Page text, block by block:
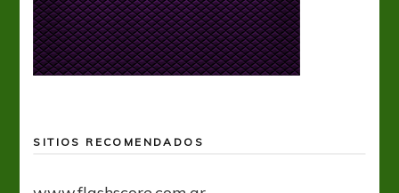
SITIOS RECOMENDADOS